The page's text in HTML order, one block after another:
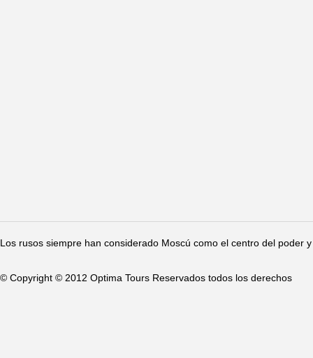
Los rusos siempre han considerado Moscú como el centro del poder
© Copyright © 2012 Optima Tours Reservados todos los derechos